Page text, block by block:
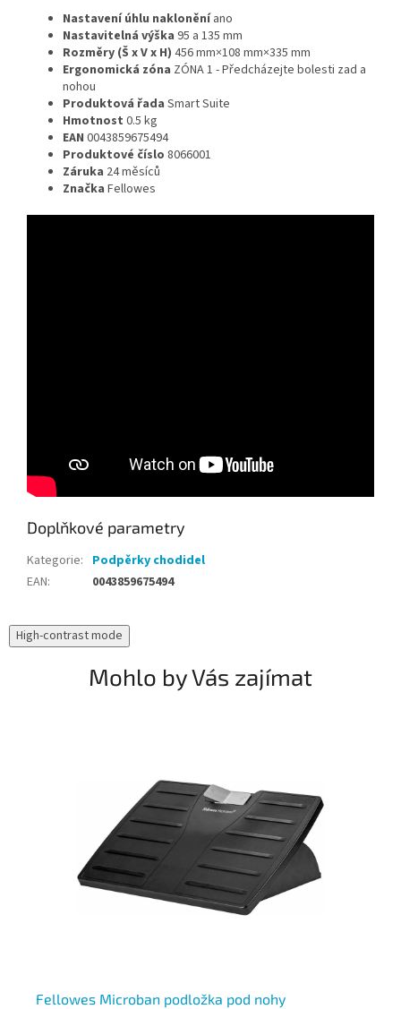
Nastavení úhlu naklonění ano
Nastavitelná výška 95 a 135 mm
Rozměry (Š x V x H) 456 mm×108 mm×335 mm
Ergonomická zóna ZÓNA 1 - Předcházejte bolesti zad a
nohou
Produktová řada Smart Suite
Hmotnost 0.5 kg
EAN 0043859675494
Produktové číslo 8066001
Záruka 24měsíců
Značka Fellowes
Doplňkové parametry
Kategorie: Podpěrky chodidel
EAN: 0043859675494
High-contrast mode
Mohlo by Vás zajímat
Fellowes Microban podložka pod nohy